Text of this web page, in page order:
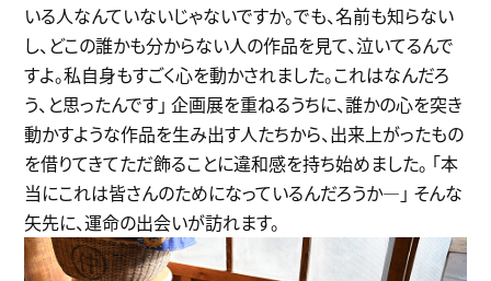
いる人なんていないじゃないですか。でも、名前も知らない
し、どこの誰かも分からない人の作品を見て、泣いてるんで
すよ。私自身もすごく心を動かされました。これはなんだろ
う、と思ったんです」 企画展を重ねるうちに、誰かの心を突き
動かすような作品を生み出す人たちから、出来上がったもの
を借りてきてただ飾ることに違和感を持ち始めました。 「本
当にこれは皆さんのためになっているんだろうか―」 そんな
矢先に、運命の出会いが訪れます。